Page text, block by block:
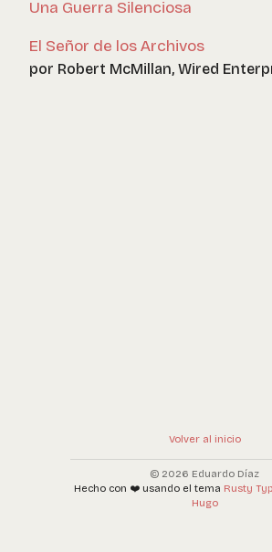
Una Guerra Silenciosa
El Señor de los Archivos
por Robert McMillan, Wired
Volver al inicio
© 2026 Eduardo Díaz
Hecho con ❤️ usando el tema Rusty
Hugo